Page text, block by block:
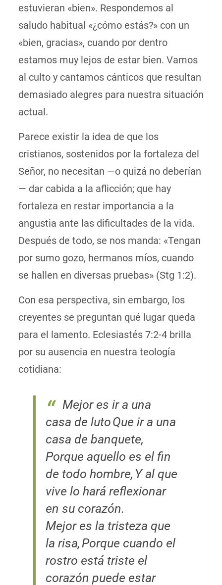
estuvieran «bien». Respondemos al
saludo habitual «¿cómo estás?» con un
«bien, gracias», cuando por dentro
estamos muy lejos de estar bien. Vamos
al culto y cantamos cánticos que resultan
demasiado alegres para nuestra situación
actual.
Parece existir la idea de que los
cristianos, sostenidos por la fortaleza del
Señor, no necesitan —o quizá no deberían
— dar cabida a la aflicción; que hay
fortaleza en restar importancia a la
angustia ante las dificultades de la vida.
Después de todo, se nos manda: «Tengan
por sumo gozo, hermanos míos, cuando
se hallen en diversas pruebas» (Stg 1:2).
Con esa perspectiva, sin embargo, los
creyentes se preguntan qué lugar queda
para el lamento. Eclesiastés 7:2-4 brilla
por su ausencia en nuestra teología
cotidiana:
Mejor es ir a una
casa de lutoQue ir a una
casa de banquete,
Porque aquello es el fin
de todo hombre, Y al que
vive lo hará reflexionar
en su corazón.
Mejor es la tristeza que
la risa,Porque cuando el
rostro está triste el
corazón puede estar